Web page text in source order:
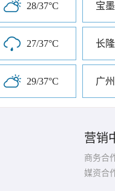
28/37°C 宝
27/37°C 长
29/37°C
营销
商务合
媒资合